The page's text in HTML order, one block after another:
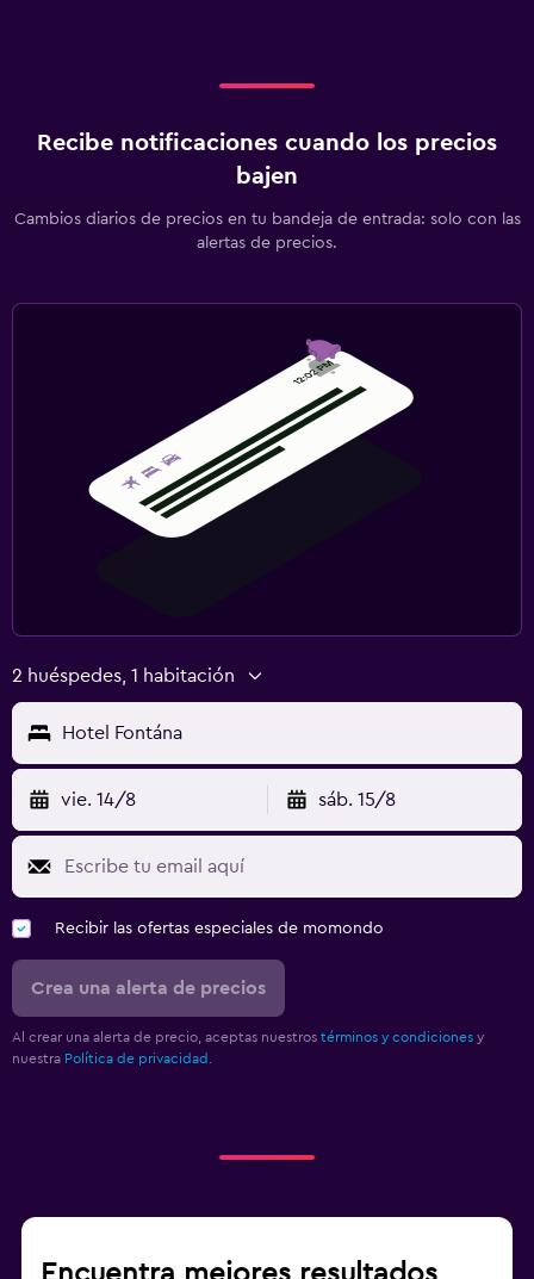
Recibe notificaciones cuando los precios
bajen
Cambios diarios de precios en tu bandeja de entrada: solo con las
alertas de precios.
2 huéspedes, 1 habitación
Hotel Fontána
vie. 14/8 sáb. 15/8
Recibir las ofertas especiales de momondo
Crea una alerta de precios
Al crear una alerta de precio, aceptas nuestros términos y condiciones y
nuestra Política de privacidad.